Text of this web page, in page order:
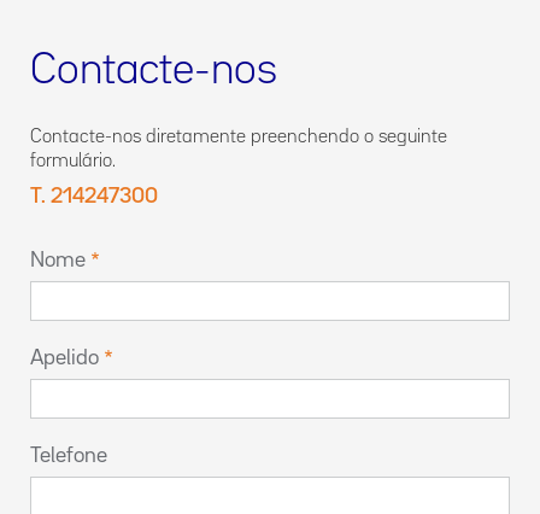
Contacte-nos
Contacte-nos diretamente preenchendo o seguinte
formulário.
T. 214247300
Nome
Apelido
Telefone